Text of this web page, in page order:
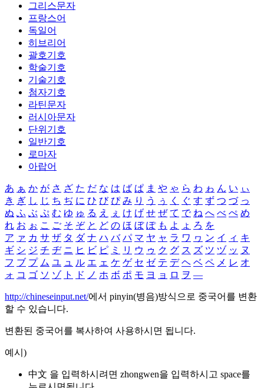
그리스문자
프랑스어
독일어
히브리어
괄호기호
학술기호
기술기호
첨자기호
라틴문자
러시아문자
단위기호
일반기호
로마자
아랍어
あ ぁ か が さ ざ た だ な は ば ぱ ま や ゃ ら わ ゎ ん い ぃ
き ぎ し じ ち ぢ に ひ び ぴ み り う ぅ く ぐ す ず つ づ っ
ぬ ふ ぶ ぷ む ゆ ゅ る え ぇ け げ せ ぜ て で ね へ べ ぺ め
れ お ぉ こ ご そ ぞ と ど の ほ ぼ ぽ も よ ょ ろ を
ア ァ カ サ ザ タ ダ ナ ハ バ パ マ ヤ ャ ラ ワ ヮ ン イ ィ キ
ギ シ ジ チ ヂ ニ ヒ ビ ピ ミ リ ウ ゥ ク グ ス ズ ツ ヅ ッ ヌ
フ ブ プ ム ユ ュ ル エ ェ ケ ゲ セ ゼ テ デ ヘ ベ ペ メ レ オ
ォ コ ゴ ソ ゾ ト ド ノ ホ ボ ポ モ ヨ ョ ロ ヲ ―
http://chineseinput.net/에서 pinyin(병음)방식으로 중국어를 변환
할 수 있습니다.
변환된 중국어를 복사하여 사용하시면 됩니다.
예시)
中文 을 입력하시려면 zhongwen을 입력하시고 space를